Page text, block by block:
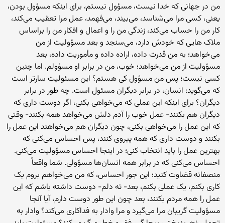
من در جهانی که خدا نیست، مسؤول نیستم، برای اینکه مسؤول بودن،
یعنی، کسی مرا می‌شناسد، می‌بیند، می‌فهمد، عمل مرا تعقیب می‌کند،
کار من را حساب می‌کند، زندگی من را و اعمال و افکار من را براساس
ملاک هایی که خودش دارد، می‌سنجد و بعد مسؤولیت از من
می‌خواهد؛ به من قدرت داده، اراده داده و مأموریت داده، بعد
مسؤولیت از من می‌خواهد؛ خوب، من در برابر او مسؤولم. اما چنین
کسی نیست؛ پس من مسؤول کی هستم؟ این مسئولیت سارتر است
که می‌گوید: انسان، در برابر دیگران مسئول است. چه طور در برابر
دیگران؟ برای اینکه این عملی که می‌خواهی بکنی، اگر دوست داری که
دیگران هم بکنند- عمل خوب را آدم دلش می‌خواهد همه بکنند- وقتی
که این عمل را می‌خواهی بکنی، چون دیگران هم می‌خواهند این عمل را
بکنند و دوست داری که همه پیروی کنند، پس احساس می‌کنی که
بهترین عمل را باید انتخاب کنی؛ در اینجا احساس مسؤولیت می‌کنی.
احساس می‌کنی که در برابر همه انسان‌ها مسؤولی. شما واقعاً
منصفانه قضاوت کنید؛ این جور احساس، که من می‌خواهم بروم یک
کاری بکنم، یک عملی بکنم، بعد- ته دلم- دوست داشته باشم که این
عمل را همه مردم بکنند، بعد چون این طور دوست دارم، آیا آنجا
مسؤولیت گریبان مرا می‌گیرد و مرا وادار به فداکاری می‌کند؟ وادار به